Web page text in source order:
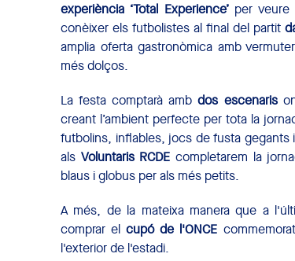
experiència ‘Total Experience’per veure
conèixer els futbolistes al final del partit
amplia oferta gastronòmica amb
més dolços.
La festa comptarà ambdos escenaris
creant l’ambient perfecte per tota la
futbolins, inflables, jocs de fusta gegants
als Voluntaris RCDE completarem la
blaus i globus per als més petits.
A més, de la mateixa manera que a
comprar elcupó de l'ONCE
l'exterior de l'estadi.